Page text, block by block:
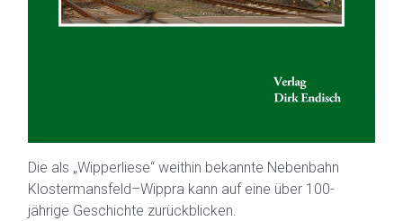
Die als „Wipperliese“ weithin bekannte Nebenbahn
Klostermansfeld–Wippra kann auf eine über 100-
jährige Geschichte zurückblicken.